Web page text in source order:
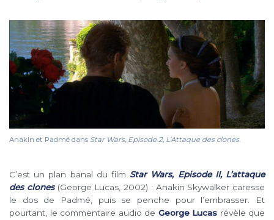
Anakin et Padmé dans Star Wars, Episode 2, L’Attaque des clones.
C’est un plan banal du film Star Wars, Episode II, L’attaque
des clones (George Lucas, 2002) : Anakin Skywalker caresse
le dos de Padmé, puis se penche pour l’embrasser. Et
pourtant, le commentaire audio de George Lucas révèle que